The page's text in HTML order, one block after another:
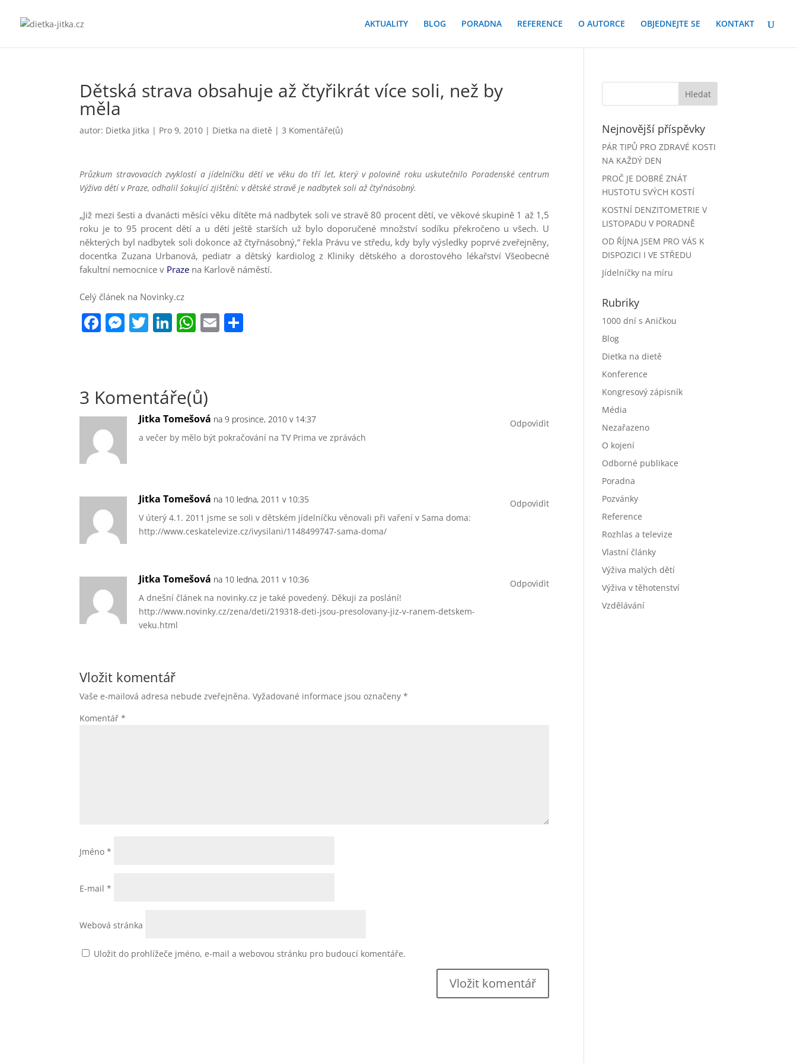
AKTUALITY BLOG PORADNA REFERENCE O AUTORCE OBJEDNEJTE SE KONTAKT
Dětská strava obsahuje až čtyřikrát více soli, než by
měla
autor: Dietka Jitka | Pro 9, 2010 | Dietka na dietě |3 Komentáře(ů)
Průzkum stravovacích zvyklostí a jídelníčku dětí ve věku do tří let, který v polovině roku uskutečnilo Poradenské centrum
Výživa dětí v Praze, odhalil šokující zjištění: v dětské stravě je nadbytek soli až čtyřnásobný.
„Již mezi šesti a dvanácti měsíci věku dítěte má nadbytek soli ve stravě 80 procent dětí, ve věkové skupině 1 až 1,5
roku je to 95 procent dětí a u dětí ještě starších už bylo doporučené množství sodíku překročeno u všech. U
některých byl nadbytek soli dokonce až čtyřnásobný,“ řekla Právu ve středu, kdy byly výsledky poprvé zveřejněny,
docentka Zuzana Urbanová, pediatr a dětský kardiolog z Kliniky dětského a dorostového lékařství Všeobecné
fakultní nemocnice v Praze na Karlově náměstí.
Celý článek na Novinky.cz
F
b
o
o
k
M
n
g
er
T Li
dI
n
W
A
p
p
E
3 Komentáře(ů)
Jitka Tomešová na 9 prosince, 2010 v 14:37
a večer by mělo být pokračování na TV Prima ve zprávách
Odpovìdìt
Jitka Tomešová na 10 ledna, 2011 v 10:35
V úterý 4.1. 2011 jsme se soli v dětském jídelníčku věnovali při vaření v Sama doma:
http://www.ceskatelevize.cz/ivysilani/1148499747-sama-doma/
Odpovìdìt
Jitka Tomešová na 10 ledna, 2011 v 10:36
A dnešní článek na novinky.cz je také povedený. Děkuji za poslání!
http://www.novinky.cz/zena/deti/219318-deti-jsou-presolovany-jiz-v-ranem-detskem-
veku.html
Odpovìdìt
Vložit komentář
Vaše e-mailová adresa nebude zveřejněna. Vyžadované informace jsou označeny*
Komentář*
Jméno*
E-mail*
Webová stránka
Uložit do prohlížeče jméno, e-mail a webovou stránku pro budoucí komentáře.
Nejnovější příspěvky
PÁR TIPŮ PRO ZDRAVÉ KOSTI
NA KAŽDÝ DEN
PROČ JE DOBRÉ ZNÁT
HUSTOTU SVÝCH KOSTÍ
KOSTNÍ DENZITOMETRIE V
LISTOPADU V PORADNĚ
OD ŘÍJNA JSEM PRO VÁS K
DISPOZICI I VE STŘEDU
Jídelníčky na míru
Rubriky
1000 dní s Aničkou
Blog
Dietka na dietě
Konference
Kongresový zápisník
Média
Nezařazeno
O kojení
Odborné publikace
Poradna
Pozvánky
Reference
Rozhlas a televize
Vlastní články
Výživa malých dětí
Výživa v těhotenství
Vzdělávání